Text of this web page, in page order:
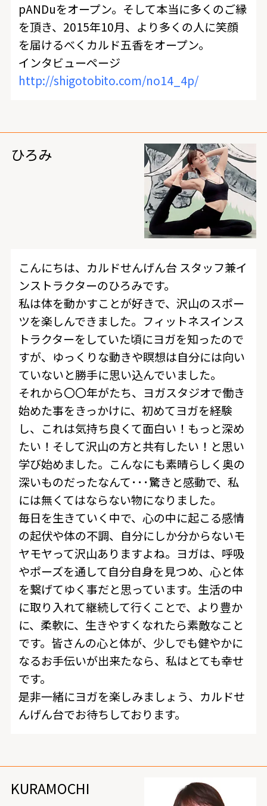
pANDuをオープン。そして本当に多くのご縁
を頂き、2015年10月、より多くの人に笑顔
を届けるべくカルド五香をオープン。
インタビューページ
http://shigotobito.com/no14_4p/
ひろみ
こんにちは、カルドせんげん台 スタッフ兼イ
ンストラクターのひろみです。
私は体を動かすことが好きで、沢山のスポー
ツを楽しんできました。フィットネスインス
トラクターをしていた頃にヨガを知ったので
すが、ゆっくりな動きや瞑想は自分には向い
ていないと勝手に思い込んでいました。
それから〇〇年がたち、ヨガスタジオで働き
始めた事をきっかけに、初めてヨガを経験
し、これは気持ち良くて面白い！もっと深め
たい！そして沢山の方と共有したい！と思い
学び始めました。こんなにも素晴らしく奥の
深いものだったなんて･･･驚きと感動で、私
には無くてはならない物になりました。
毎日を生きていく中で、心の中に起こる感情
の起伏や体の不調、自分にしか分からないモ
ヤモヤって沢山ありますよね。ヨガは、呼吸
やポーズを通して自分自身を見つめ、心と体
を繋げてゆく事だと思っています。生活の中
に取り入れて継続して行くことで、より豊か
に、柔軟に、生きやすくなれたら素敵なこと
です。皆さんの心と体が、少しでも健やかに
なるお手伝いが出来たなら、私はとても幸せ
です。
是非一緒にヨガを楽しみましょう、カルドせ
んげん台でお待ちしております。
KURAMOCHI